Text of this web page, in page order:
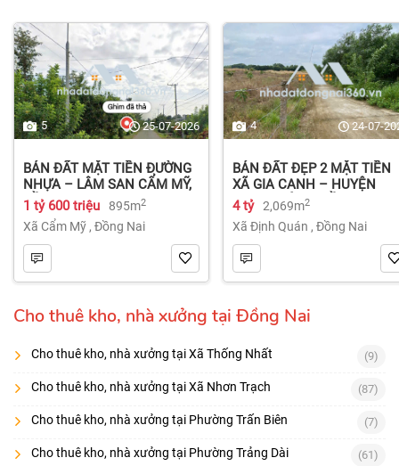
5 25-07-2026
BÁN ĐẤT MẶT TIỀN ĐƯỜNG
NHỰA – LÂM SAN CẨM MỸ,
ĐỒNG NAI.
1 tỷ 600 triệu 895m2
Xã Cẩm Mỹ , Đồng Nai
4 24-07-
BÁN ĐẤT ĐẸP 2 MẶT TIỀN
XÃ GIA CANH – HUYỆN
ĐỊNH QUÁN – ĐỒNG NAI dt
2.069m² 4 tỷ
4 tỷ 2,069m2
Xã Định Quán , Đồng Nai
Cho thuê kho, nhà xưởng tại Đồng Nai
Cho thuê kho, nhà xưởng tại Xã Thống Nhất (9)
Cho thuê kho, nhà xưởng tại Xã Nhơn Trạch (87)
Cho thuê kho, nhà xưởng tại Phường Trấn Biên (7)
Cho thuê kho, nhà xưởng tại Phường Trảng Dài (61)